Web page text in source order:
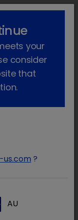
search menu
Farmaci
ai
your
consider
that
?
AU